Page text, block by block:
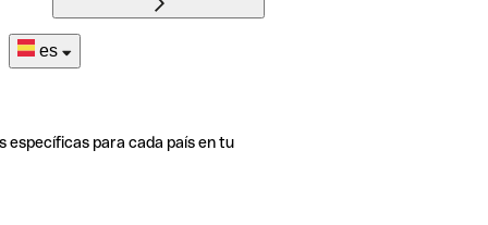
es
específicas para cada país en tu